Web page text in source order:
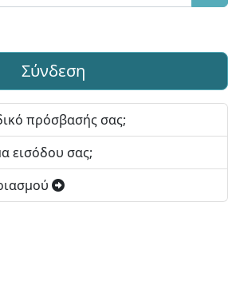
Σύνδεση
πρόσβασής σας;
εισόδου σας;